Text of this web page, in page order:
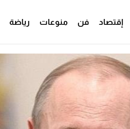
إقتصاد فن منوعات رياضة